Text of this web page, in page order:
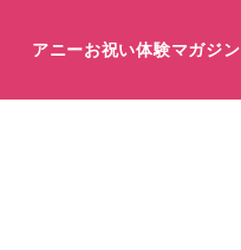
アニーお祝い体験マガジン